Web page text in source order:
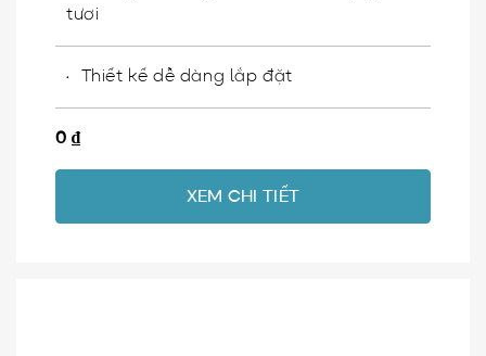
tươi
Thiết kế dễ dàng lắp đặt
0₫
XEM CHI TIẾT